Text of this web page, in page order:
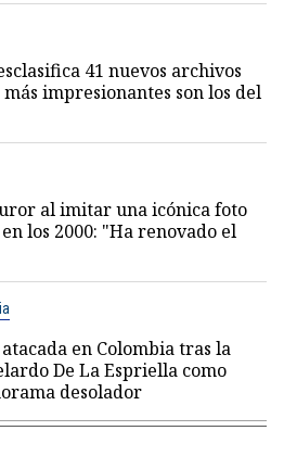
41 nuevos archivos
más impresionantes son los del
al imitar una icónica foto
los 2000: "Ha renovado el
en Colombia tras la
De La Espriella como
desolador